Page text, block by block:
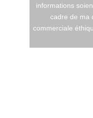
informations
cadre de ma
commerciale